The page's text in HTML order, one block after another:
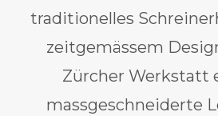
traditionelles
zeitgemässem
Zürcher Werkstatt
massgeschneiderte